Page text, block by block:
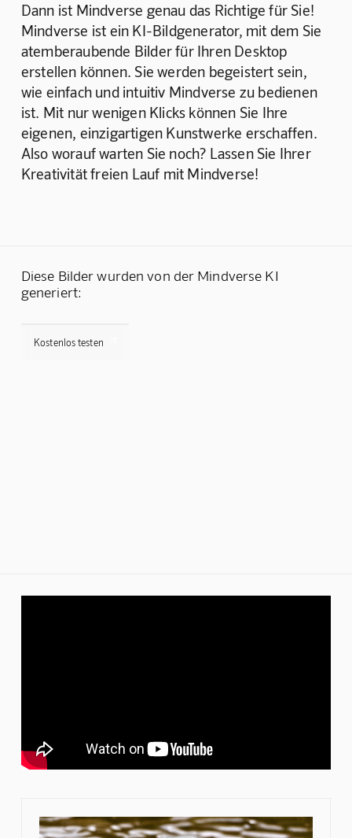
Dann ist Mindverse genau das Richtige für Sie!
Mindverse ist ein KI-Bildgenerator, mit dem Sie
atemberaubende Bilder für Ihren Desktop
erstellen können. Sie werden begeistert sein,
wie einfach und intuitiv Mindverse zu bedienen
ist. Mit nur wenigen Klicks können Sie Ihre
eigenen, einzigartigen Kunstwerke erschaffen.
Also worauf warten Sie noch? Lassen Sie Ihrer
Kreativität freien Lauf mit Mindverse!
Diese Bilder wurden von der Mindverse KI
generiert:
Kostenlos testen